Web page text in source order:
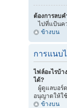
ต้องการลบค
ไปที่แป้นค
ข้างบน
การแนบ
ไฟล์อะไรบ้
ได้?
ผู้ดูแลบอร์
อนุญาตให้ใ
ข้างบน